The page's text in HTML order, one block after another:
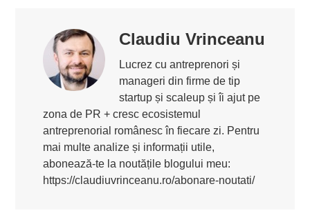
Claudiu Vrinceanu
Lucrez cu antreprenori și
manageri din firme de tip
startup și scaleup și îi ajut pe
zona de PR + cresc ecosistemul
antreprenorial românesc în fiecare zi. Pentru
mai multe analize și informații utile,
abonează-te la noutățile blogului meu:
https://claudiuvrinceanu.ro/abonare-noutati/